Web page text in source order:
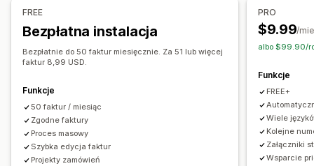
Kolor i czcionka
Adres e-mail nadawcy
Obliczanie podatku
Wzorce
Wielojęzyczne
Zarządzanie plikami
Pobieranie zbiorcze
Automatyzacja e-maili
Generowanie plików PDF
Bezpieczeństwo danych
Raportowanie i dokumentowanie
Dokumentowanie w wielu stanach
Uzupełnianie formularzy podatkowych dotyczących
Zwroty podatków lokalnych
FREE
Bezpłatna instalacja
Bezpłatnie do 50 faktur miesięcznie. Za 51 lub więcej
faktur 8,99 USD.
Funkcje
50 faktur / miesiąc
Zgodne faktury
Proces masowy
Szybka edycja faktur
Projekty zamówień
PRO
$9.99/
albo $99.90/
Funkcje
FREE+
Wiele
Kolejne
Załączniki
Wsparcie